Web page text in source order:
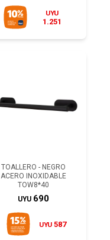
UYU
1.251
TOALLERO - NEGRO
ACERO INOXIDABLE
TOW8*40
UYU 690
UYU 587